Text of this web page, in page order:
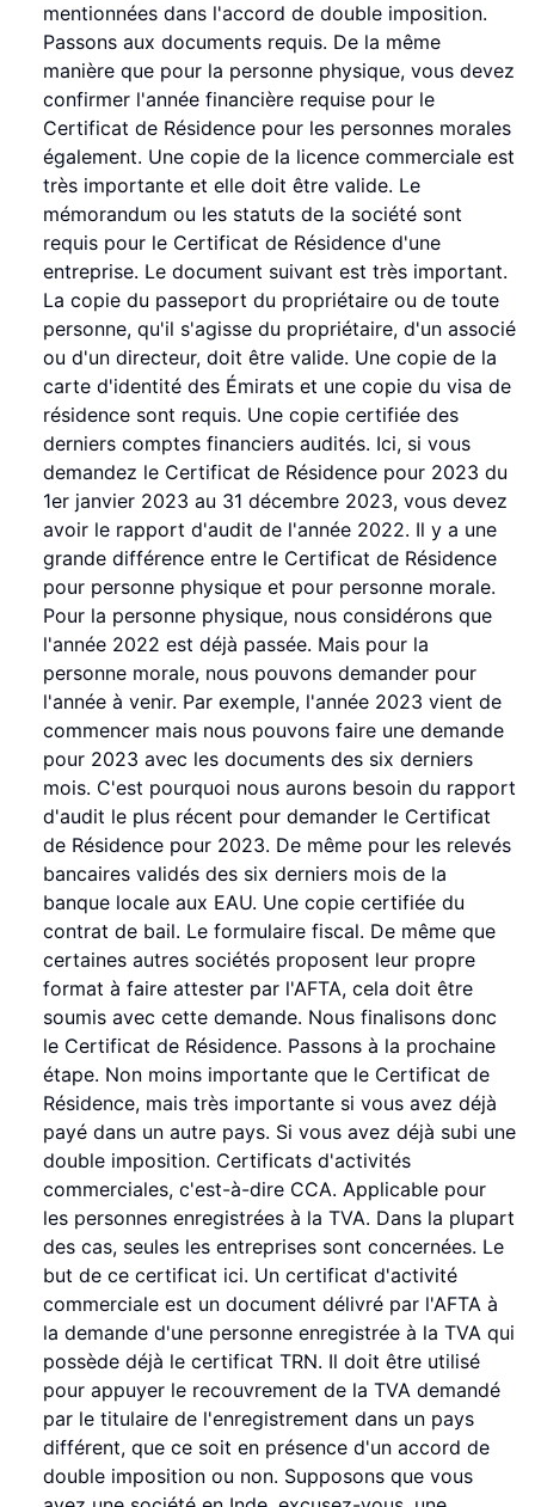
mentionnées dans l'accord de double imposition.
Passons aux documents requis. De la même
manière que pour la personne physique, vous devez
confirmer l'année financière requise pour le
Certificat de Résidence pour les personnes morales
également. Une copie de la licence commerciale est
très importante et elle doit être valide. Le
mémorandum ou les statuts de la société sont
requis pour le Certificat de Résidence d'une
entreprise. Le document suivant est très important.
La copie du passeport du propriétaire ou de toute
personne, qu'il s'agisse du propriétaire, d'un associé
ou d'un directeur, doit être valide. Une copie de la
carte d'identité des Émirats et une copie du visa de
résidence sont requis. Une copie certifiée des
derniers comptes financiers audités. Ici, si vous
demandez le Certificat de Résidence pour 2023 du
1er janvier 2023 au 31 décembre 2023, vous devez
avoir le rapport d'audit de l'année 2022. Il y a une
grande différence entre le Certificat de Résidence
pour personne physique et pour personne morale.
Pour la personne physique, nous considérons que
l'année 2022 est déjà passée. Mais pour la
personne morale, nous pouvons demander pour
l'année à venir. Par exemple, l'année 2023 vient de
commencer mais nous pouvons faire une demande
pour 2023 avec les documents des six derniers
mois. C'est pourquoi nous aurons besoin du rapport
d'audit le plus récent pour demander le Certificat
de Résidence pour 2023. De même pour les relevés
bancaires validés des six derniers mois de la
banque locale aux EAU. Une copie certifiée du
contrat de bail. Le formulaire fiscal. De même que
certaines autres sociétés proposent leur propre
format à faire attester par l'AFTA, cela doit être
soumis avec cette demande. Nous finalisons donc
le Certificat de Résidence. Passons à la prochaine
étape. Non moins importante que le Certificat de
Résidence, mais très importante si vous avez déjà
payé dans un autre pays. Si vous avez déjà subi une
double imposition. Certificats d'activités
commerciales, c'est-à-dire CCA. Applicable pour
les personnes enregistrées à la TVA. Dans la plupart
des cas, seules les entreprises sont concernées. Le
but de ce certificat ici. Un certificat d'activité
commerciale est un document délivré par l'AFTA à
la demande d'une personne enregistrée à la TVA qui
possède déjà le certificat TRN. Il doit être utilisé
pour appuyer le recouvrement de la TVA demandé
par le titulaire de l'enregistrement dans un pays
différent, que ce soit en présence d'un accord de
double imposition ou non. Supposons que vous